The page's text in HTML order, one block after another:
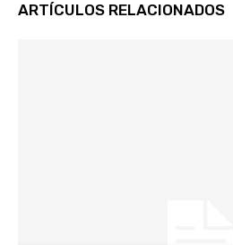
ARTÍCULOS RELACIONADOS